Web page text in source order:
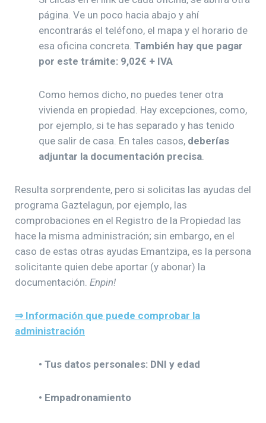
página. Ve un poco hacia abajo y ahí
encontrarás el teléfono, el mapa y el horario de
esa oficina concreta. También hay que pagar
por este trámite: 9,02€ + IVA
Como hemos dicho, no puedes tener otra
vivienda en propiedad. Hay excepciones, como,
por ejemplo, si te has separado y has tenido
que salir de casa. En tales casos, deberías
adjuntar la documentación precisa.
Resulta sorprendente, pero si solicitas las ayudas del
programa Gaztelagun, por ejemplo, las
comprobaciones en el Registro de la Propiedad las
hace la misma administración; sin embargo, en el
caso de estas otras ayudas Emantzipa, es la persona
solicitante quien debe aportar (y abonar) la
documentación. Enpin!
⇒ Información que puede comprobar la
administración
• Tus datos personales: DNI y edad
• Empadronamiento